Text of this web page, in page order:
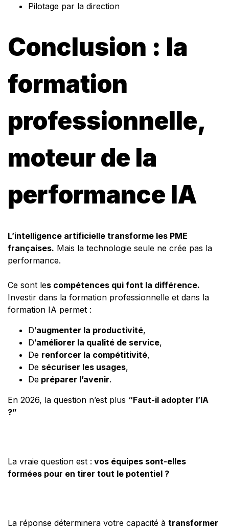
Pilotage par la direction
Conclusion : la
formation
professionnelle,
moteur de la
performance IA
L’intelligence artificielle transforme les PME
françaises. Mais la technologie seule ne crée pas la
performance.
Ce sont les compétences qui font la différence.
Investir dans la formation professionnelle et dans la
formation IA permet :
D’augmenter la productivité,
D’améliorer la qualité de service,
De renforcer la compétitivité,
De sécuriser les usages,
De préparer l’avenir.
En 2026, la question n’est plus “Faut-il adopter l’IA
?”
La vraie question est : vos équipes sont-elles
formées pour en tirer tout le potentiel ?
La réponse déterminera votre capacité à transformer